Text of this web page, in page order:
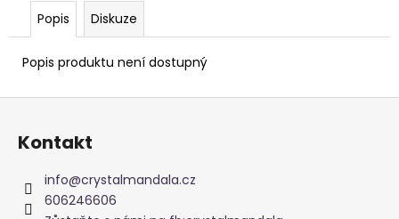
Popis Diskuze
Popis produktu není dostupný
Z
Kontakt
info@crystalmandala.cz
606246606